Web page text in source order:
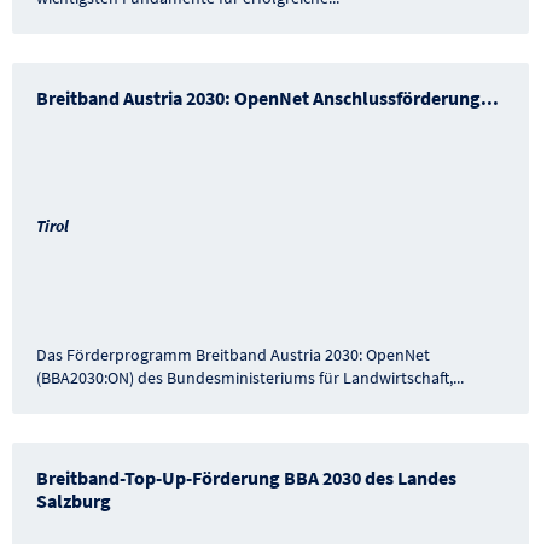
Breitband Austria 2030: OpenNet Anschlussförderung...
Tirol
Das Förderprogramm Breitband Austria 2030: OpenNet
(BBA2030:ON) des Bundesministeriums für Landwirtschaft,...
Breitband-Top-Up-Förderung BBA 2030 des Landes
Salzburg